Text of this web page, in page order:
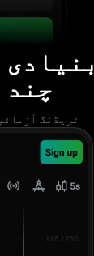
چند
ٹریڈنگ